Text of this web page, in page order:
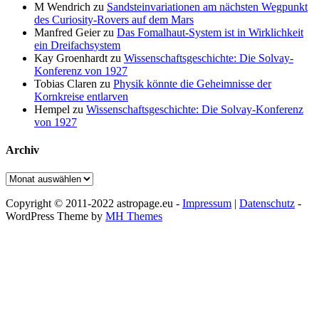
M Wendrich zu Sandsteinvariationen am nächsten Wegpunkt
des Curiosity-Rovers auf dem Mars
Manfred Geierzu Das Fomalhaut-System ist in Wirklichkeit
ein Dreifachsystem
Kay Groenhardt zu Wissenschaftsgeschichte: Die Solvay-
Konferenz von 1927
Tobias Claren zu Physik könnte die Geheimnisse der
Kornkreise entlarven
Hempel zu Wissenschaftsgeschichte: Die Solvay-Konferenz
von 1927
Archiv
Archiv
Copyright © 2011-2022 astropage.eu - Impressum | Datenschutz -
WordPress Theme by MH Themes